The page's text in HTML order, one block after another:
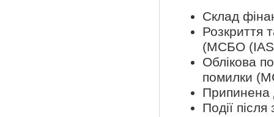
Склад
Розкриття
(МСБО
Облікова
помилки
Припинена
Події